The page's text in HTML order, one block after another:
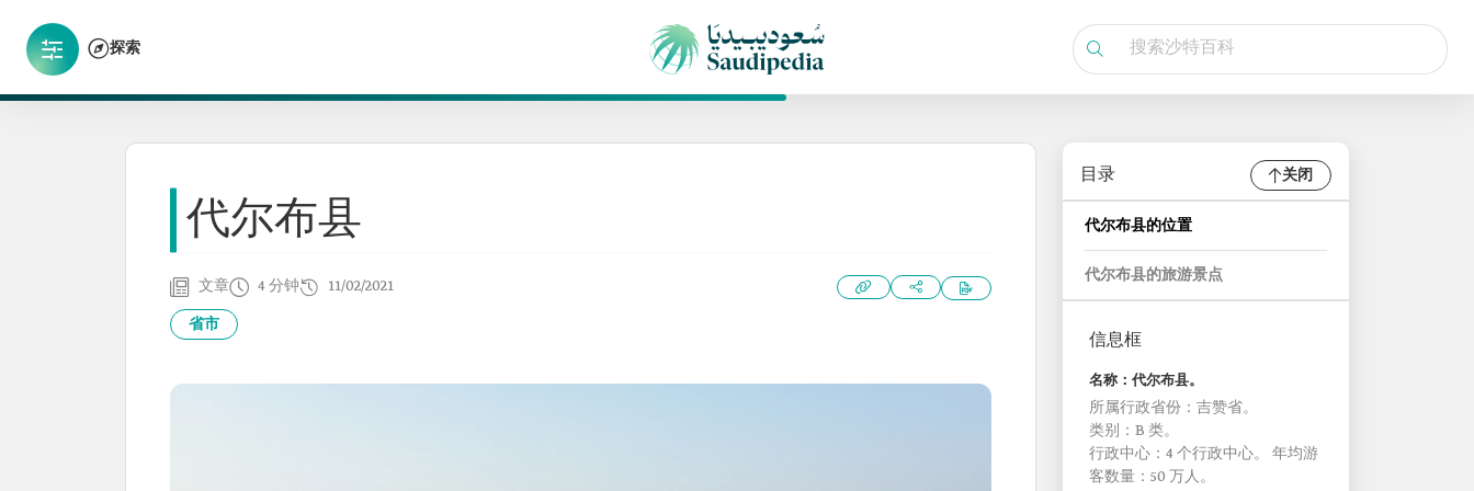
探索
代尔布县
文章 4 分钟 11/02/2021
省市
目录 关闭
代尔布县的位置
代尔布县的旅游景点
信息框
名称：代尔布县。
所属行政省份：吉赞省。
类别：B 类。
行政中心：4 个行政中心。 年均游
客数量：50 万人。